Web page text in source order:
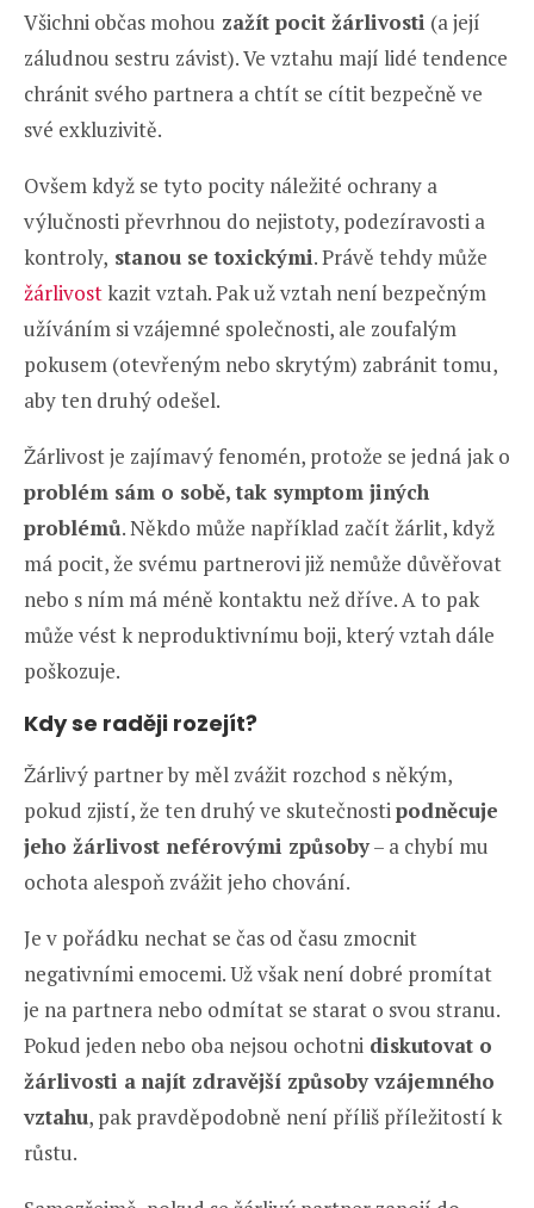
Všichni občas mohou zažít pocit žárlivosti (a její
záludnou sestru závist). Ve vztahu mají lidé tendence
chránit svého partnera a chtít se cítit bezpečně ve
své exkluzivitě.
Ovšem když se tyto pocity náležité ochrany a
výlučnosti převrhnou do nejistoty, podezíravosti a
kontroly, stanou se toxickými. Právě tehdy může
žárlivostkazit vztah. Pak už vztah není bezpečným
užíváním si vzájemné společnosti, ale zoufalým
pokusem (otevřeným nebo skrytým) zabránit tomu,
aby ten druhý odešel.
Žárlivost je zajímavý fenomén, protože se jedná jak o
problém sám o sobě, tak symptom jiných
problémů. Někdo může například začít žárlit, když
má pocit, že svému partnerovi již nemůže důvěřovat
nebo s ním má méně kontaktu než dříve. A to pak
může vést k neproduktivnímu boji, který vztah dále
poškozuje.
Kdy se raději rozejít?
Žárlivý partner by měl zvážit rozchod s někým,
pokud zjistí, že ten druhý ve skutečnostipodněcuje
jeho žárlivost neférovými způsoby– a chybí mu
ochota alespoň zvážit jeho chování.
Je v pořádku nechat se čas od času zmocnit
negativními emocemi. Už však není dobré promítat
je na partnera nebo odmítat se starat o svou stranu.
Pokud jeden nebo oba nejsou ochotni diskutovat o
žárlivosti a najít zdravější způsoby vzájemného
vztahu, pak pravděpodobně není příliš příležitostí k
růstu.